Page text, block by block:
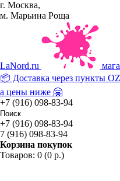
г. Москва,
м. Марьина Роща
LaNord.ru
📦 Доставка через пункты
а цены ниже 🤗
+7 (916) 098-83-94
+7 (916) 098-83-94
7 (916) 098-83-94
Корзина покупок
Товаров: 0 (0 р.)